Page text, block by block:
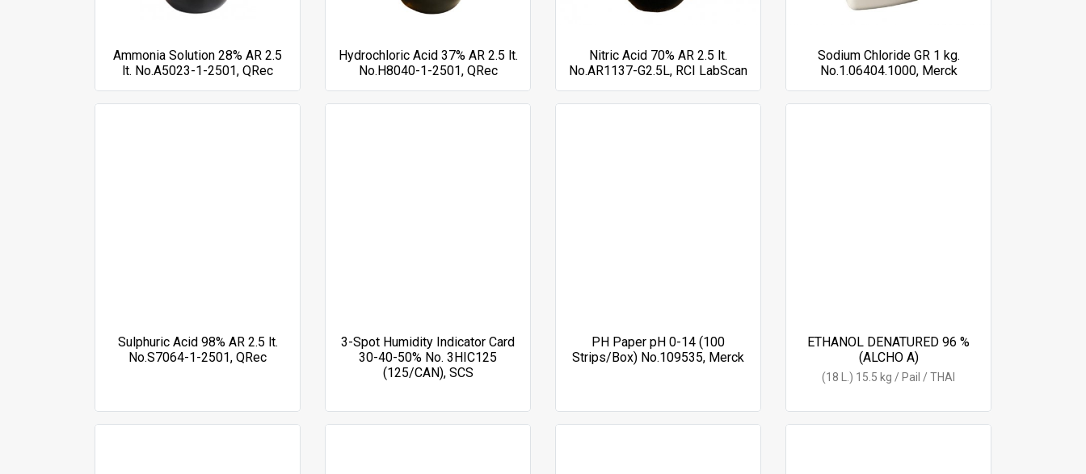
Ammonia Solution 28% AR 2.5
lt. No.A5023-1-2501, QRec
Hydrochloric Acid 37% AR 2.5 lt.
No.H8040-1-2501, QRec
Nitric Acid 70% AR 2.5 lt.
No.AR1137-G2.5L, RCI LabScan
Sodium Chloride GR 1 kg.
No.1.06404.1000, Merck
Sulphuric Acid 98% AR 2.5 lt.
No.S7064-1-2501, QRec
3-Spot Humidity Indicator Card
30-40-50% No. 3HIC125
(125/CAN), SCS
PH Paper pH 0-14 (100
Strips/Box) No.109535, Merck
ETHANOL DENATURED 96 %
(ALCHO A)
(18 L.) 15.5 kg / Pail / THAI